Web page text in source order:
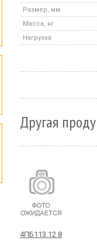
Размер, мм
Масса, кг
Нагрузка
Другая
4ПБ113.12 8